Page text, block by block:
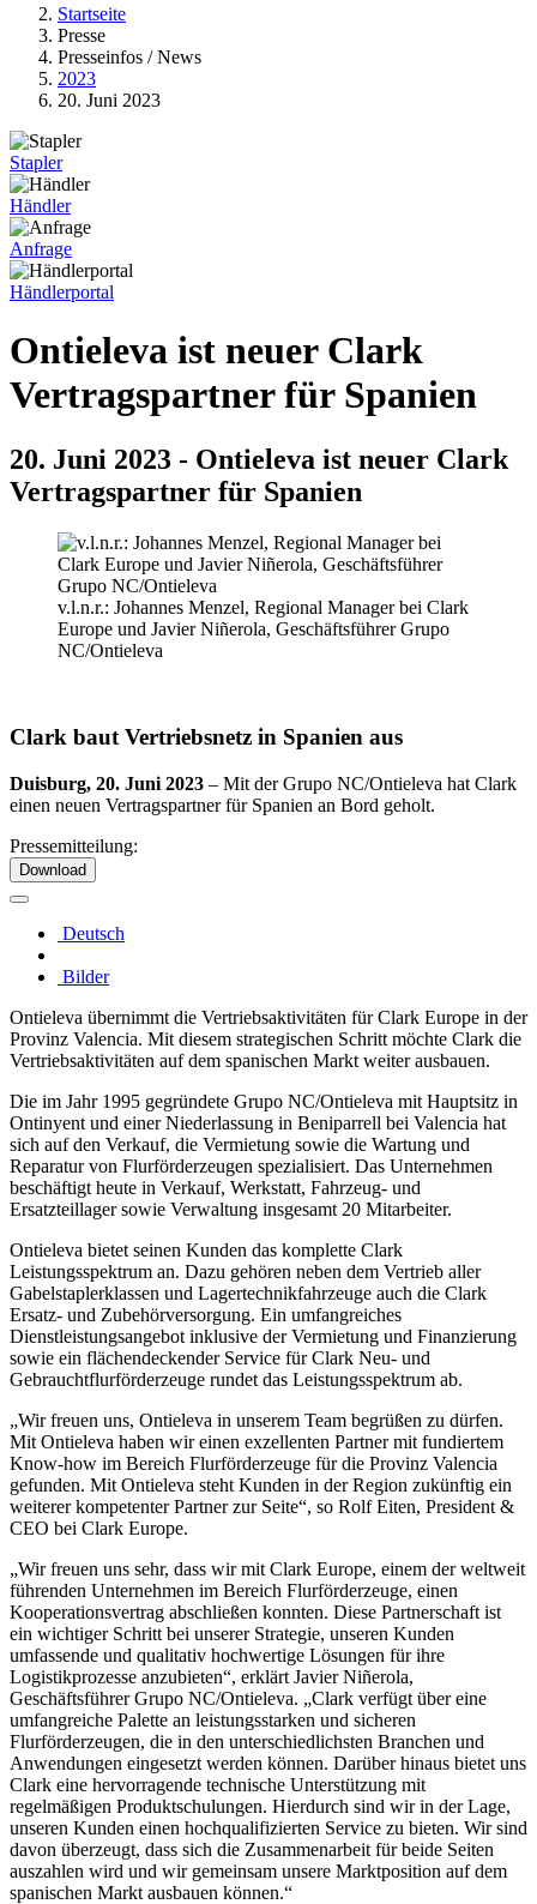
Startseite
Presse
Presseinfos / News
2023
20. Juni 2023
Stapler
Händler
Anfrage
Händlerportal
Ontieleva ist neuer Clark
Vertragspartner für Spanien
20. Juni 2023 - Ontieleva ist neuer Clark
Vertragspartner für Spanien
v.l.n.r.: Johannes Menzel, Regional Manager bei Clark
Europe und Javier Niñerola, Geschäftsführer Grupo
NC/Ontieleva
Clark baut Vertriebsnetz in Spanien aus
Duisburg, 20. Juni 2023 – Mit der Grupo NC/Ontieleva hat Clark
einen neuen Vertragspartner für Spanien an Bord geholt.
Pressemitteilung:
Download
Deutsch
Bilder
Ontieleva übernimmt die Vertriebsaktivitäten für Clark Europe in der
Provinz Valencia. Mit diesem strategischen Schritt möchte Clark die
Vertriebsaktivitäten auf dem spanischen Markt weiter ausbauen.
Die im Jahr 1995 gegründete Grupo NC/Ontieleva mit Hauptsitz in
Ontinyent und einer Niederlassung in Beniparrell bei Valencia hat
sich auf den Verkauf, die Vermietung sowie die Wartung und
Reparatur von Flurförderzeugen spezialisiert. Das Unternehmen
beschäftigt heute in Verkauf, Werkstatt, Fahrzeug- und
Ersatzteillager sowie Verwaltung insgesamt 20 Mitarbeiter.
Ontieleva bietet seinen Kunden das komplette Clark
Leistungsspektrum an. Dazu gehören neben dem Vertrieb aller
Gabelstaplerklassen und Lagertechnikfahrzeuge auch die Clark
Ersatz- und Zubehörversorgung. Ein umfangreiches
Dienstleistungsangebot inklusive der Vermietung und Finanzierung
sowie ein flächendeckender Service für Clark Neu- und
Gebrauchtflurförderzeuge rundet das Leistungsspektrum ab.
„Wir freuen uns, Ontieleva in unserem Team begrüßen zu dürfen.
Mit Ontieleva haben wir einen exzellenten Partner mit fundiertem
Know-how im Bereich Flurförderzeuge für die Provinz Valencia
gefunden. Mit Ontieleva steht Kunden in der Region zukünftig ein
weiterer kompetenter Partner zur Seite“, so Rolf Eiten, President &
CEO bei Clark Europe.
„Wir freuen uns sehr, dass wir mit Clark Europe, einem der weltweit
führenden Unternehmen im Bereich Flurförderzeuge, einen
Kooperationsvertrag abschließen konnten. Diese Partnerschaft ist
ein wichtiger Schritt bei unserer Strategie, unseren Kunden
umfassende und qualitativ hochwertige Lösungen für ihre
Logistikprozesse anzubieten“, erklärt Javier Niñerola,
Geschäftsführer Grupo NC/Ontieleva. „Clark verfügt über eine
umfangreiche Palette an leistungsstarken und sicheren
Flurförderzeugen, die in den unterschiedlichsten Branchen und
Anwendungen eingesetzt werden können. Darüber hinaus bietet uns
Clark eine hervorragende technische Unterstützung mit
regelmäßigen Produktschulungen. Hierdurch sind wir in der Lage,
unseren Kunden einen hochqualifizierten Service zu bieten. Wir sind
davon überzeugt, dass sich die Zusammenarbeit für beide Seiten
auszahlen wird und wir gemeinsam unsere Marktposition auf dem
spanischen Markt ausbauen können.“